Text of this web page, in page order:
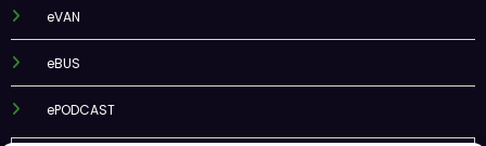
eVAN
eBUS
ePODCAST